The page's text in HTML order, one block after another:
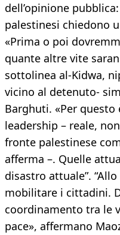
dell’opinione
palestinesi chiedono
«Prima o poi
quante altre vite
sottolinea al-Kidwa,
vicino al detenuto-
Barghuti. «Per
leadership – reale,
fronte palestinese
afferma –. Quelle
disastro attuale”.
mobilitare i cittadini.
coordinamento tra le
pace», affermano